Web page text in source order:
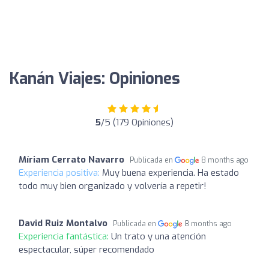
Kanán Viajes: Opiniones
5/5 (179 Opiniones)
Míriam Cerrato Navarro Publicada en 8 months ago
Experiencia positiva: Muy buena experiencia. Ha estado
todo muy bien organizado y volvería a repetir!
David Ruiz Montalvo Publicada en 8 months ago
Experiencia fantástica: Un trato y una atención
espectacular, súper recomendado